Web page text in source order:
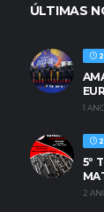
ÚLTIMAS
1
5º
2